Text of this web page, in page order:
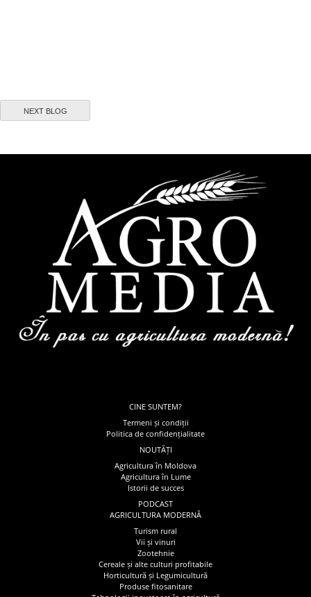
NEXT BLOG
CINE SUNTEM?
Termeni și condiții
Politica de confidențialitate
NOUTĂȚI
Agricultura în Moldova
Agricultura în Lume
Istorii de succes
PODCAST
AGRICULTURA MODERNĂ
Turism rural
Vii și vinuri
Zootehnie
Cereale și alte culturi profitabile
Horticultură și Legumicultură
Produse fitosanitare